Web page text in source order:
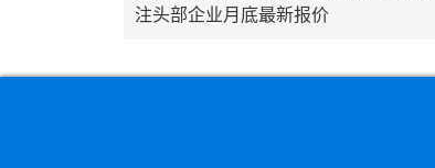
注头部企业月底最新报价